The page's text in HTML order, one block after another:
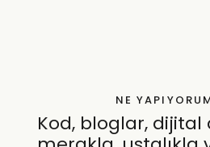
NE
Kod, bloglar,